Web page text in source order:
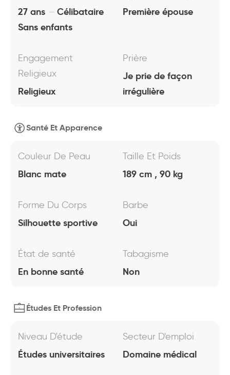
27 ans
Célibataire
Sans enfants
Première épouse
Engagement
Religieux
Religieux
Prière
Je prie de façon
irrégulière
Santé Et Apparence
Couleur De Peau
Blanc mate
Taille Et Poids
189 cm , 90 kg
Forme Du Corps
Silhouette sportive
Barbe
Oui
État de santé
En bonne santé
Tabagisme
Non
Études Et Profession
Niveau D'étude
Études universitaires
Secteur D'emploi
Domaine médical